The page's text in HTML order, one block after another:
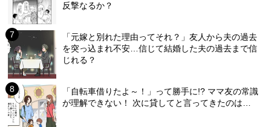
反撃なるか？
「元嫁と別れた理由ってそれ？」友人から夫の過去
を突っ込まれ不安…信じて結婚した夫の過去まで信
じれる？
「自転車借りたよ～！」って勝手に!? ママ友の常識
が理解できない！ 次に貸してと言ってきたのは…